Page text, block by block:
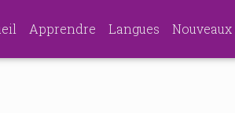
Apprendre Langues